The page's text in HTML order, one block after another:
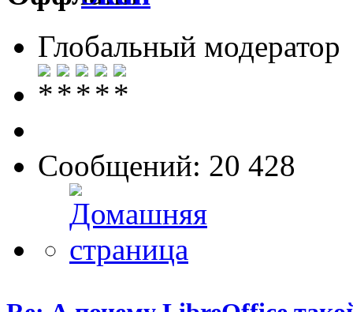
Глобальный модератор
Сообщений: 20 428